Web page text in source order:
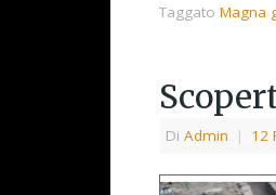
Taggato Magna
Di Admin | 12